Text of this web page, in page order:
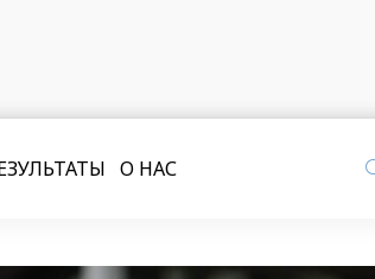
О НАС